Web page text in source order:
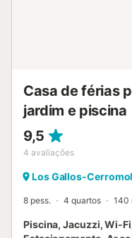
Casa de férias
jardim e piscina
9,5
4 avaliações
Los Gallos-
8 pess. 4 quartos 140
Piscina, Jacuzzi, Wi-